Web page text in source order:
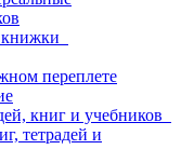
книжки
переплете
книг и учебников
тетрадей и